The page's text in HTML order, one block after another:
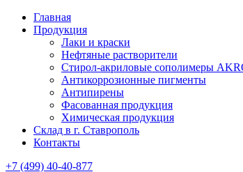
Главная
Продукция
Лаки и краски
Нефтяные растворители
Стирол-акриловые сополимеры
Антикоррозионные пигменты
Антипирены
Фасованная продукция
Химическая продукция
Склад в г. Ставрополь
Контакты
+7 (499) 40-40-877